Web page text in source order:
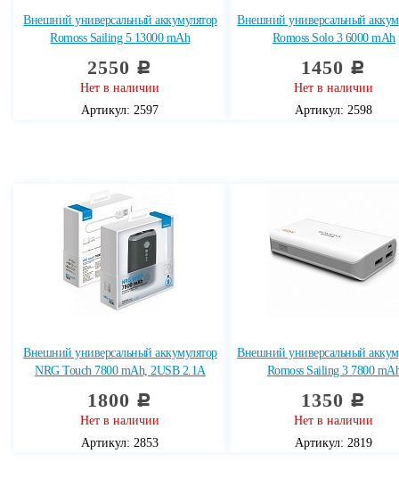
Внешний универсальный аккумулятор
Romoss Sailing 5 13000 mAh
2550 c
Нет в наличии
Артикул: 2597
Внешний универсальный
Romoss Solo 3 6000 mAh
1450 c
Нет в наличии
Артикул: 2598
Внешний универсальный аккумулятор
NRG Touch 7800 mAh, 2USB 2.1A
1800 c
Нет в наличии
Артикул: 2853
Внешний универсальный
Romoss Sailing 3 7800
1350 c
Нет в наличии
Артикул: 2819